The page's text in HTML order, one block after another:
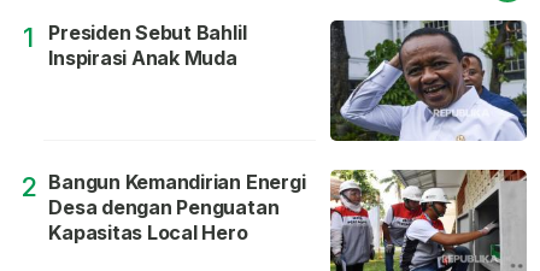
1
Presiden Sebut Bahlil
Inspirasi Anak Muda
2 Bangun Kemandirian Energi
Desa dengan Penguatan
Kapasitas Local Hero